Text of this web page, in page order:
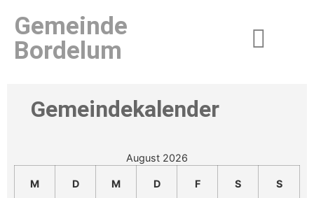
Gemeinde
Bordelum
Gemeindekalender
August 2026
M D M D F S S